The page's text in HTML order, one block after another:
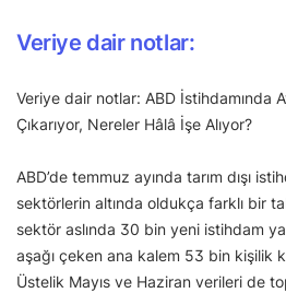
Veriye dair notlar:
Veriye dair notlar: ABD İstihdamında
Çıkarıyor, Nereler Hâlâ İşe Alıyor?
ABD’de temmuz ayında tarım dışı
sektörlerin altında oldukça farklı bir
sektör aslında 30 bin yeni istihdam
aşağı çeken ana kalem 53 bin kişilik
Üstelik Mayıs ve Haziran verileri de